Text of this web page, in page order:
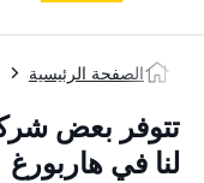
الصفحة الرئيسية
تتوفر بعض
لنا في هاربورغ